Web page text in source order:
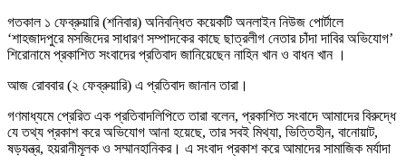
গতকাল ১ ফেব্রুয়ারি (শনিবার) অনিবন্ধিত কয়েকটি অনলাইন নিউজ পোর্টালে
‘শাহজাদপুরে মসজিদের সাধারণ সম্পাদকের কাছে ছাত্রলীগ নেতার চাঁদা দাবির অভিযোগ’
শিরোনামে প্রকাশিত সংবাদের প্রতিবাদ জানিয়েছেন নাহিন খান ও বাধন খান ।
আজ রোববার (২ ফেব্রুয়ারি) এ প্রতিবাদ জানান তারা।
গণমাধ্যমে প্রেরিত এক প্রতিবাদলিপিতে তারা বলেন, প্রকাশিত সংবাদে আমাদের বিরুদ্ধে
যে তথ্য প্রকাশ করে অভিযোগ আনা হয়েছে, তার সবই মিথ্যা, ভিত্তিহীন, বানোয়াট,
ষড়যন্ত্র, হয়রানীমূলক ও সম্মানহানিকর। এ সংবাদ প্রকাশ করে আমাদের সামাজিক মর্যাদা